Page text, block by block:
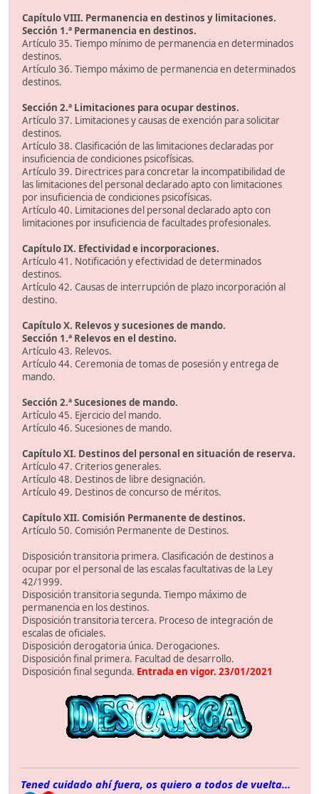
Capítulo VIII. Permanencia en destinos y limitaciones.
Sección 1.ª Permanencia en destinos.
Artículo 35. Tiempo mínimo de permanencia en determinados
destinos.
Artículo 36. Tiempo máximo de permanencia en determinados
destinos.
Sección 2.ª Limitaciones para ocupar destinos.
Artículo 37. Limitaciones y causas de exención para solicitar
destinos.
Artículo 38. Clasificación de las limitaciones declaradas por
insuficiencia de condiciones psicofísicas.
Artículo 39. Directrices para concretar la incompatibilidad de
las limitaciones del personal declarado apto con limitaciones
por insuficiencia de condiciones psicofísicas.
Artículo 40. Limitaciones del personal declarado apto con
limitaciones por insuficiencia de facultades profesionales.
Capítulo IX. Efectividad e incorporaciones.
Artículo 41. Notificación y efectividad de determinados
destinos.
Artículo 42. Causas de interrupción de plazo incorporación al
destino.
Capítulo X. Relevos y sucesiones de mando.
Sección 1.ª Relevos en el destino.
Artículo 43. Relevos.
Artículo 44. Ceremonia de tomas de posesión y entrega de
mando.
Sección 2.ª Sucesiones de mando.
Artículo 45. Ejercicio del mando.
Artículo 46. Sucesiones de mando.
Capítulo XI. Destinos del personal en situación de reserva.
Artículo 47. Criterios generales.
Artículo 48. Destinos de libre designación.
Artículo 49. Destinos de concurso de méritos.
Capítulo XII. Comisión Permanente de destinos.
Artículo 50. Comisión Permanente de Destinos.
Disposición transitoria primera. Clasificación de destinos a
ocupar por el personal de las escalas facultativas de la Ley
42/1999.
Disposición transitoria segunda. Tiempo máximo de
permanencia en los destinos.
Disposición transitoria tercera. Proceso de integración de
escalas de oficiales.
Disposición derogatoria única. Derogaciones.
Disposición final primera. Facultad de desarrollo.
Disposición final segunda. Entrada en vigor. 23/01/2021
Tened cuidado ahí fuera, os quiero a todos de vuelta...